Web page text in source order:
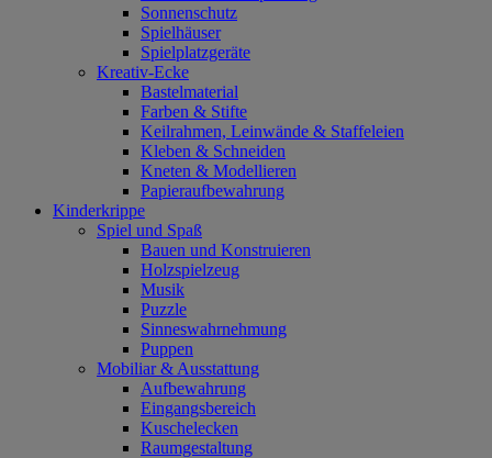
Sonnenschutz
Spielhäuser
Spielplatzgeräte
Kreativ-Ecke
Bastelmaterial
Farben & Stifte
Keilrahmen, Leinwände & Staffeleien
Kleben & Schneiden
Kneten & Modellieren
Papieraufbewahrung
Kinderkrippe
Spiel und Spaß
Bauen und Konstruieren
Holzspielzeug
Musik
Puzzle
Sinneswahrnehmung
Puppen
Mobiliar & Ausstattung
Aufbewahrung
Eingangsbereich
Kuschelecken
Raumgestaltung